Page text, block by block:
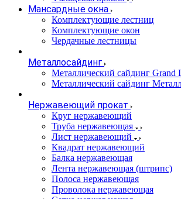
Мансардные окна
Комплектующие лестниц
Комплектующие окон
Чердачные лестницы
Металлосайдинг
Металлический сайдинг Grand
Металлический сайдинг
Нержавеющий прокат
Круг нержавеющий
Труба нержавеющая
Лист нержавеющий
Квадрат нержавеющий
Балка нержавеющая
Лента нержавеющая (штрипс)
Полоса нержавеющая
Проволока нержавеющая